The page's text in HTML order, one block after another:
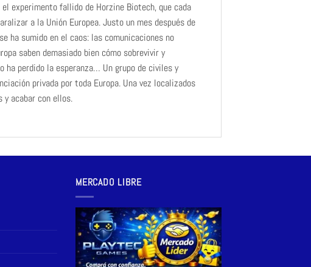
experimento fallido de Horzine Biotech, que cada
a la Unión Europea. Justo un mes después de
ha sumido en el caos: las comunicaciones no
saben demasiado bien cómo sobrevivir y
perdido la esperanza… Un grupo de civiles y
privada por toda Europa. Una vez localizados
y acabar con ellos.
MERCADO LIBRE